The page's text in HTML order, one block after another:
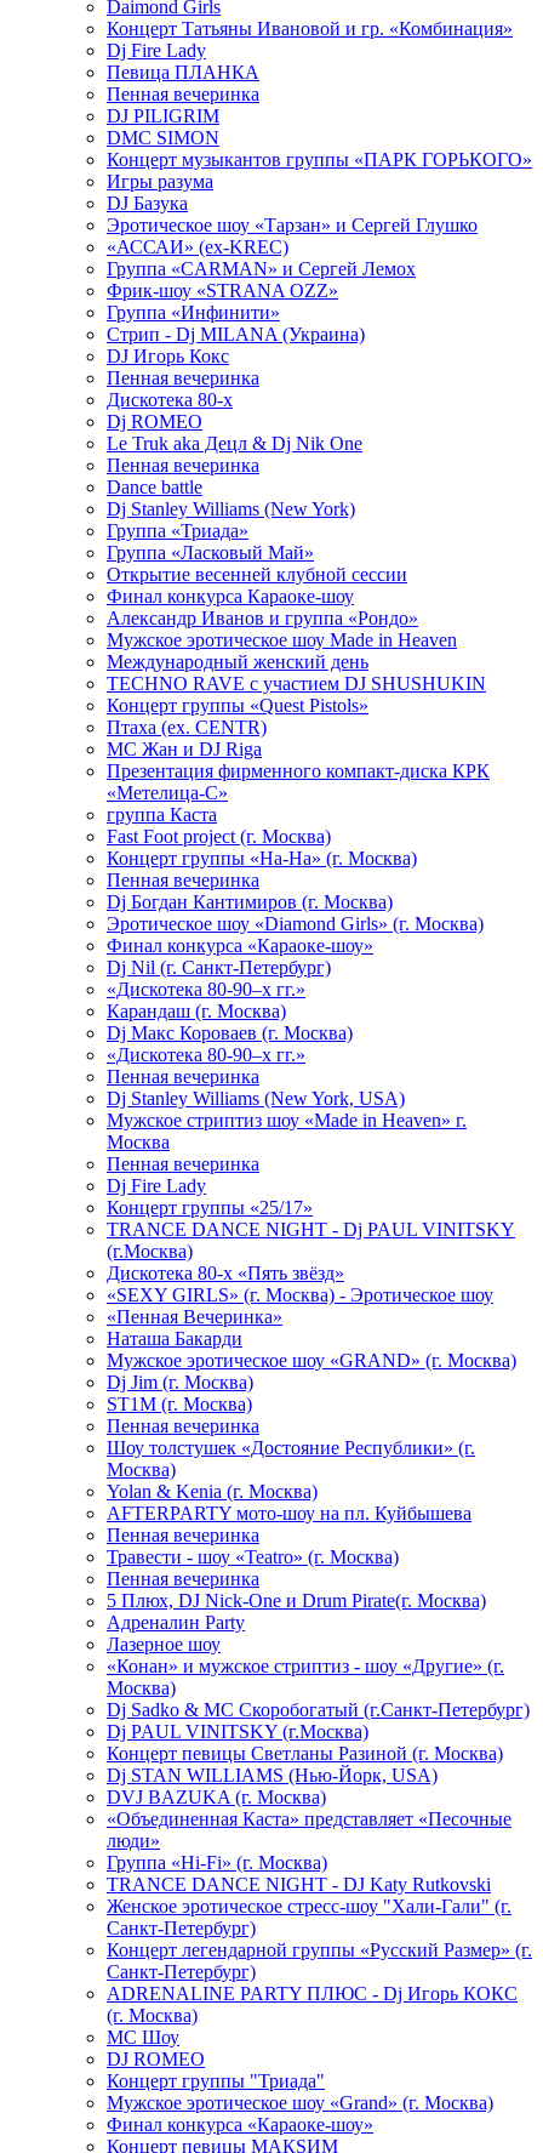
Daimond Girls
Концерт Татьяны Ивановой и гр. «Комбинация»
Dj Fire Lady
Певица ПЛАНКА
Пенная вечеринка
DJ PILIGRIM
DMC SIMON
Концерт музыкантов группы «ПАРК ГОРЬКОГО»
Игры разума
DJ Базука
Эротическое шоу «Тарзан» и Сергей Глушко
«АССАИ» (ex-KREC)
Группа «CARMAN» и Сергей Лемох
Фрик-шоу «STRANA OZZ»
Группа «Инфинити»
Стрип - Dj MILANA (Украина)
DJ Игорь Кокс
Пенная вечеринка
Дискотека 80-х
Dj ROMEO
Le Truk aka Децл & Dj Nik One
Пенная вечеринка
Dance battle
Dj Stanley Williams (New York)
Группа «Триада»
Группа «Ласковый Май»
Открытие весенней клубной сессии
Финал конкурса Караоке-шоу
Александр Иванов и группа «Рондо»
Мужское эротическое шоу Made in Heaven
Международный женский день
TECHNO RAVE с участием DJ SHUSHUKIN
Концерт группы «Quest Pistols»
Птаха (ex. CENTR)
МС Жан и DJ Riga
Презентация фирменного компакт-диска КРК
«Метелица-С»
группа Каста
Fast Foot project (г. Москва)
Концерт группы «На-На» (г. Москва)
Пенная вечеринка
Dj Богдан Кантимиров (г. Москва)
Эротическое шоу «Diamond Girls» (г. Москва)
Финал конкурса «Караоке-шоу»
Dj Nil (г. Санкт-Петербург)
«Дискотека 80-90–х гг.»
Карандаш (г. Москва)
Dj Макс Короваев (г. Москва)
«Дискотека 80-90–х гг.»
Пенная вечеринка
Dj Stanley Williams (New York, USA)
Мужское стриптиз шоу «Made in Heaven» г.
Москва
Пенная вечеринка
Dj Fire Lady
Концерт группы «25/17»
TRANCE DANCE NIGHT - Dj PAUL VINITSKY
(г.Москва)
Дискотека 80-х «Пять звёзд»
«SEXY GIRLS» (г. Москва) - Эротическое шоу
«Пенная Вечеринка»
Hаташа Бакарди
Мужское эротическое шоу «GRAND» (г. Москва)
Dj Jim (г. Москва)
ST1M (г. Москва)
Пенная вечеринка
Шоу толстушек «Достояние Республики» (г.
Москва)
Yolan & Kenia (г. Москва)
AFTERPARTY мото-шоу на пл. Куйбышева
Пенная вечеринка
Травести - шоу «Teatro» (г. Москва)
Пенная вечеринка
5 Плюх, DJ Nick-One и Drum Pirate(г. Москва)
Адреналин Party
Лазерное шоу
«Конан» и мужское стриптиз - шоу «Другие» (г.
Москва)
Dj Sadko & МС Скоробогатый (г.Санкт-Петербург)
Dj PAUL VINITSKY (г.Москва)
Концерт певицы Светланы Разиной (г. Москва)
Dj STAN WILLIAMS (Нью-Йорк, USA)
DVJ BAZUKA (г. Москва)
«Объединенная Каста» представляет «Песочные
люди»
Группа «Hi-Fi» (г. Москва)
TRANCE DANCE NIGHT - DJ Katy Rutkovski
Женское эротическое стресс-шоу "Хали-Гали" (г.
Санкт-Петербург)
Концерт легендарной группы «Русский Размер» (г.
Санкт-Петербург)
ADRENALINE PARTY ПЛЮС - Dj Игорь КОКС
(г. Москва)
MC Шоу
DJ ROMEO
Концерт группы "Триада"
Мужское эротическое шоу «Grand» (г. Москва)
Финал конкурса «Караоке-шоу»
Концерт певицы МАКSИМ